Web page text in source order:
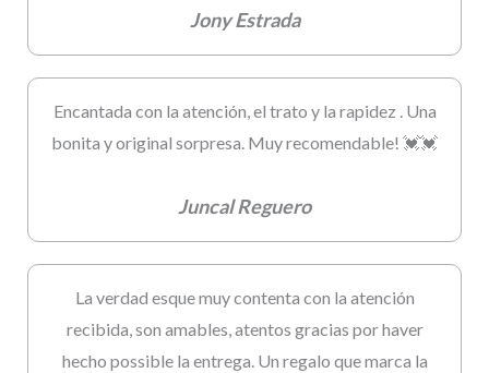
Jony Estrada
Encantada con la atención, el trato y la rapidez . Una
bonita y original sorpresa. Muy recomendable! 💓💓
Juncal Reguero
La verdad esque muy contenta con la atención
recibida, son amables, atentos gracias por haver
hecho possible la entrega. Un regalo que marca la